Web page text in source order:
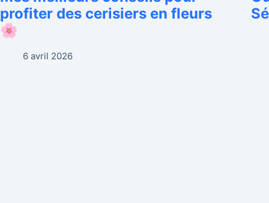
profiter des cerisiers en fleurs
🌸
6 avril 2026